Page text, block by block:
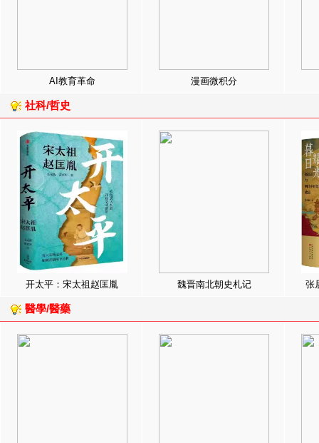
AI教育革命 漫画微积分
社科/哲史
开太平：宋太祖赵匡胤 魏晋南北朝史札记 张
醫學/醫藥